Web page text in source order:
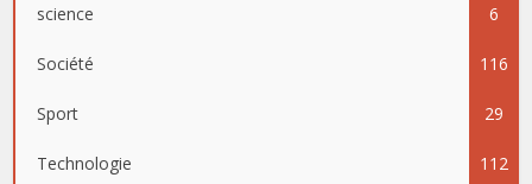
science 6
Société 116
Sport 29
Technologie 112